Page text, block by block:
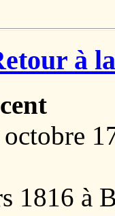
à
octobre
1816 à